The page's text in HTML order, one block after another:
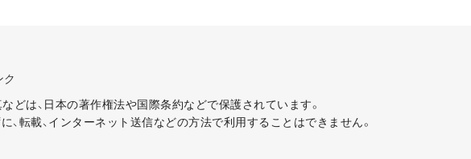
ク
どは、日本の著作権法や国際条約などで保護されています。
転載、インターネット送信などの方法で利用することはできません。